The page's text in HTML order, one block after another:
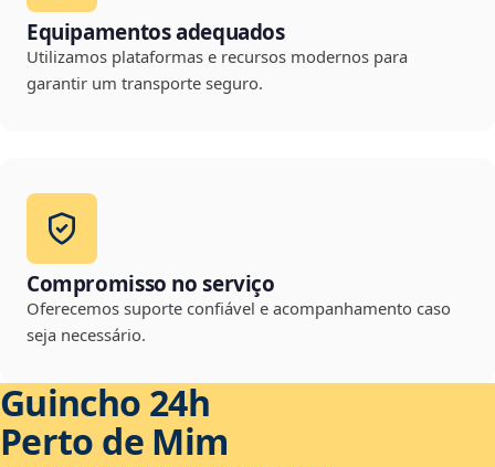
Equipamentos adequados
Utilizamos plataformas e recursos modernos para
garantir um transporte seguro.
Compromisso no serviço
Oferecemos suporte confiável e acompanhamento caso
seja necessário.
Guincho 24h
Perto de Mim